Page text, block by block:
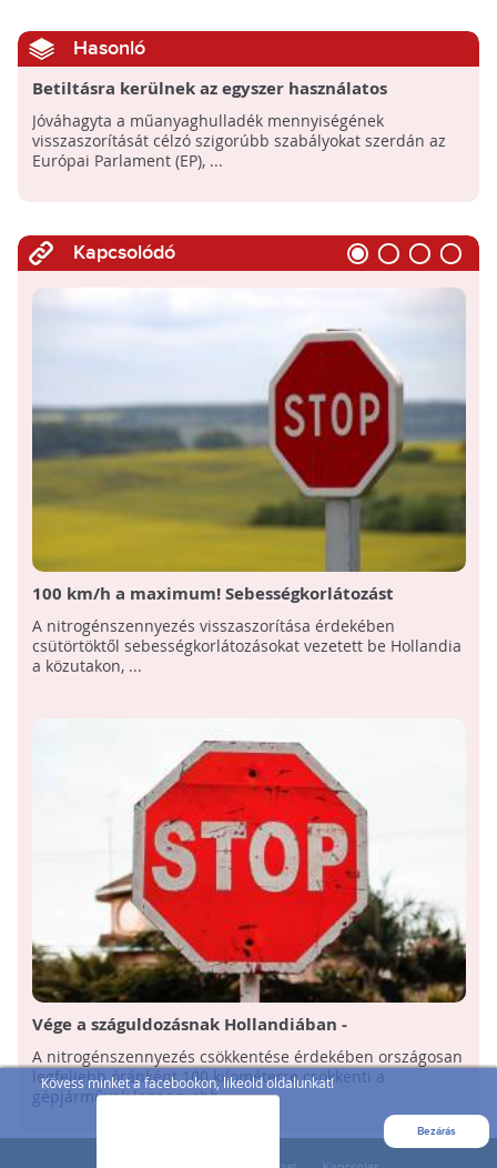
Kövess minket a facebookon, likeold oldalunkat!
Bezárás
Hasonló
Betiltásra kerülnek az egyszer használatos
műanyag termékek 2021-től!
Jóváhagyta a műanyaghulladék mennyiségének
visszaszorítását célzó szigorúbb szabályokat szerdán az
Európai Parlament (EP), ...
Kapcsolódó
100 km/h a maximum! Sebességkorlátozást
vezettek be Hollandiában környezetvédelmi
okokból
A nitrogénszennyezés visszaszorítása érdekében
csütörtöktől sebességkorlátozásokat vezetett be Hollandia
a közutakon, ...
Vége a száguldozásnak Hollandiában -
környezetvédelmi okokból csökkentik a
megengedett legnagyobb sebességet
A nitrogénszennyezés csökkentése érdekében országosan
legfeljebb óránként 100 kilométerre csökkenti a
gépjárművek legnagyobb ...